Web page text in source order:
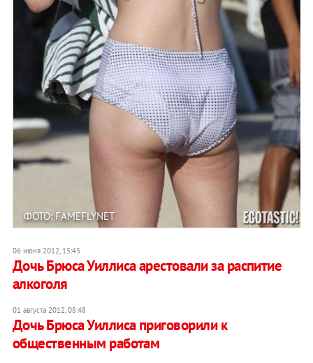
ФОТО: FAMEFLYNET
06 июня 2012, 15:45
Дочь Брюса Уиллиса арестовали за распитие
алкоголя
01 августа 2012, 08:48
Дочь Брюса Уиллиса приговорили к
общественным работам